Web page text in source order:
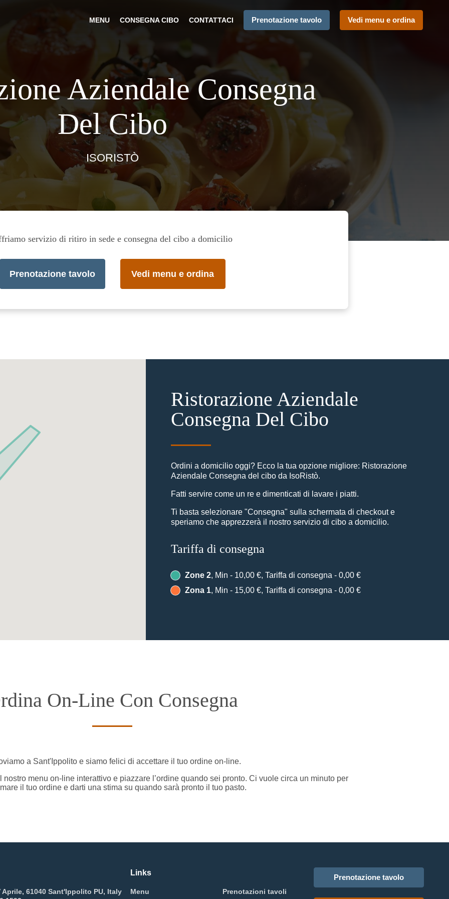
MENU CONSEGNA CIBO CONTATTACI Prenotazione tavolo Vedi menu e ordina
Aziendale Consegna
Del Cibo
ISORISTÒ
servizio di ritiro in sede e consegna del cibo a domicilio
Prenotazione tavolo Vedi menu e ordina
Ristorazione Aziendale
Consegna Del Cibo
Ordini a domicilio oggi? Ecco la tua opzione migliore: Ristorazione
Aziendale Consegna del cibo da IsoRistò.
Fatti servire come un re e dimenticati di lavare i piatti.
Ti basta selezionare "Consegna" sulla schermata di checkout e
speriamo che apprezzerà il nostro servizio di cibo a domicilio.
Tariffa di consegna
Zone 2, Min - 10,00 €, Tariffa di consegna - 0,00 €
Zona 1, Min - 15,00 €, Tariffa di consegna - 0,00 €
On-Line Con Consegna
a Sant'Ippolito e siamo felici di accettare il tuo ordine on-line.
menu on-line interattivo e piazzare l’ordine quando sei pronto. Ci vuole circa un minuto per
il tuo ordine e darti una stima su quando sarà pronto il tuo pasto.
Aprile, 61040 Sant'Ippolito PU, Italy
Links
Menu Prenotazioni tavoli
Prenotazione tavolo